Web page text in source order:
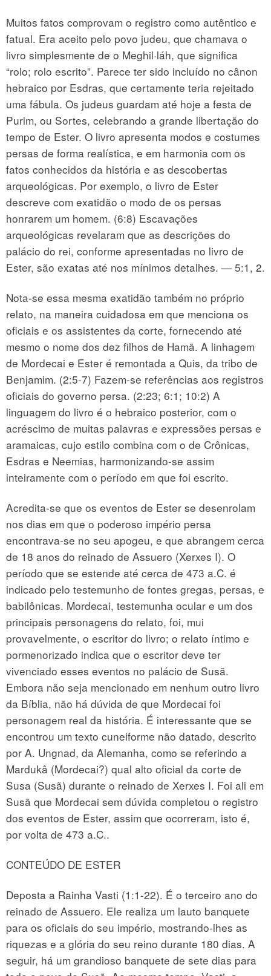
Muitos fatos comprovam o registro como autêntico e
fatual. Era aceito pelo povo judeu, que chamava o
livro simplesmente de o Meghil·láh, que significa
“rolo; rolo escrito”. Parece ter sido incluído no cânon
hebraico por Esdras, que certamente teria rejeitado
uma fábula. Os judeus guardam até hoje a festa de
Purim, ou Sortes, celebrando a grande libertação do
tempo de Ester. O livro apresenta modos e costumes
persas de forma realística, e em harmonia com os
fatos conhecidos da história e as descobertas
arqueológicas. Por exemplo, o livro de Ester
descreve com exatidão o modo de os persas
honrarem um homem. (6:8) Escavações
arqueológicas revelaram que as descrições do
palácio do rei, conforme apresentadas no livro de
Ester, são exatas até nos mínimos detalhes. — 5:1, 2.
Nota-se essa mesma exatidão também no próprio
relato, na maneira cuidadosa em que menciona os
oficiais e os assistentes da corte, fornecendo até
mesmo o nome dos dez filhos de Hamã. A linhagem
de Mordecai e Ester é remontada a Quis, da tribo de
Benjamim. (2:5-7) Fazem-se referências aos registros
oficiais do governo persa. (2:23; 6:1; 10:2) A
linguagem do livro é o hebraico posterior, com o
acréscimo de muitas palavras e expressões persas e
aramaicas, cujo estilo combina com o de Crônicas,
Esdras e Neemias, harmonizando-se assim
inteiramente com o período em que foi escrito.
Acredita-se que os eventos de Ester se desenrolam
nos dias em que o poderoso império persa
encontrava-se no seu apogeu, e que abrangem cerca
de 18 anos do reinado de Assuero (Xerxes I). O
período que se estende até cerca de 473 a.C. é
indicado pelo testemunho de fontes gregas, persas, e
babilônicas. Mordecai, testemunha ocular e um dos
principais personagens do relato, foi, mui
provavelmente, o escritor do livro; o relato íntimo e
pormenorizado indica que o escritor deve ter
vivenciado esses eventos no palácio de Susã.
Embora não seja mencionado em nenhum outro livro
da Bíblia, não há dúvida de que Mordecai foi
personagem real da história. É interessante que se
encontrou um texto cuneiforme não datado, descrito
por A. Ungnad, da Alemanha, como se referindo a
Mardukâ (Mordecai?) qual alto oficial da corte de
Susa (Susã) durante o reinado de Xerxes I. Foi ali em
Susã que Mordecai sem dúvida completou o registro
dos eventos de Ester, assim que ocorreram, isto é,
por volta de 473 a.C..
CONTEÚDO DE ESTER
Deposta a Rainha Vasti (1:1-22). É o terceiro ano do
reinado de Assuero. Ele realiza um lauto banquete
para os oficiais do seu império, mostrando-lhes as
riquezas e a glória do seu reino durante 180 dias. A
seguir, há um grandioso banquete de sete dias para